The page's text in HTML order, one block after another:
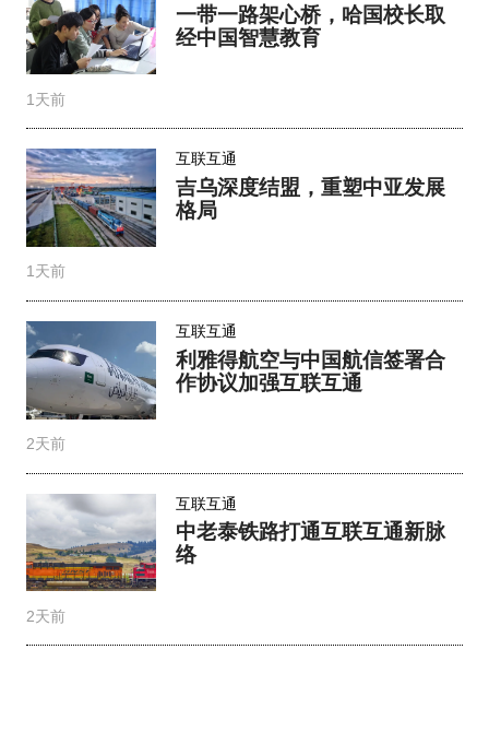
一带一路架心桥，哈国校长取
经中国智慧教育
1天前
互联互通
吉乌深度结盟，重塑中亚发展
格局
1天前
互联互通
利雅得航空与中国航信签署合
作协议加强互联互通
2天前
互联互通
中老泰铁路打通互联互通新脉
络
2天前